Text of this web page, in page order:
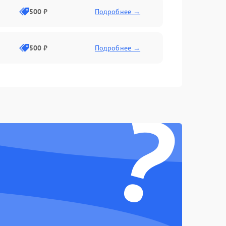
500 ₽ Подробнее →
500 ₽ Подробнее →
1000 ₽
Подробнее →
?